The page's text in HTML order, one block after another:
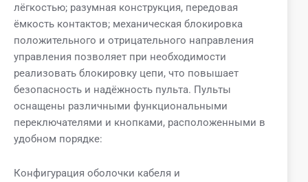
лёгкостью; разумная конструкция, передовая
ёмкость контактов; механическая блокировка
положительного и отрицательного направления
управления позволяет при необходимости
реализовать блокировку цепи, что повышает
безопасность и надёжность пульта. Пульты
оснащены различными функциональными
переключателями и кнопками, расположенными в
удобном порядке:
Конфигурация оболочки кабеля и